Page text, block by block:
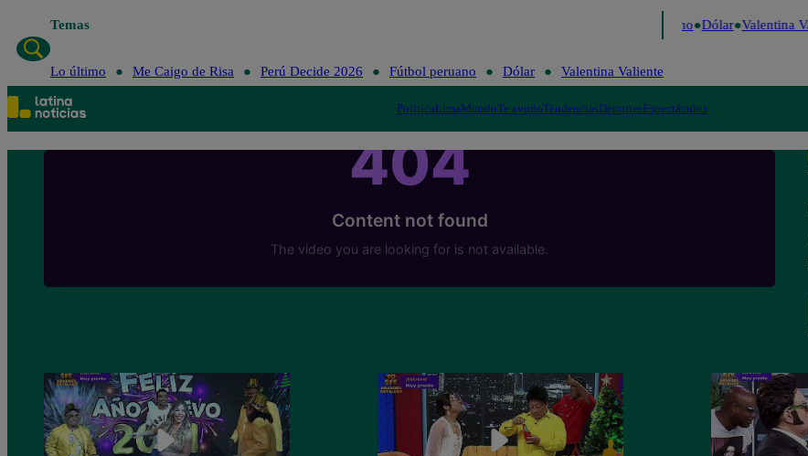
Temas Fútbol peruano Dólar Valentina
Lo último Me Caigo de Risa Perú Decide 2026 Fútbol peruano Dólar Valentina Valiente
PolíticaLimaMundoTe ayudoTendenciasDeportesEspectáculos